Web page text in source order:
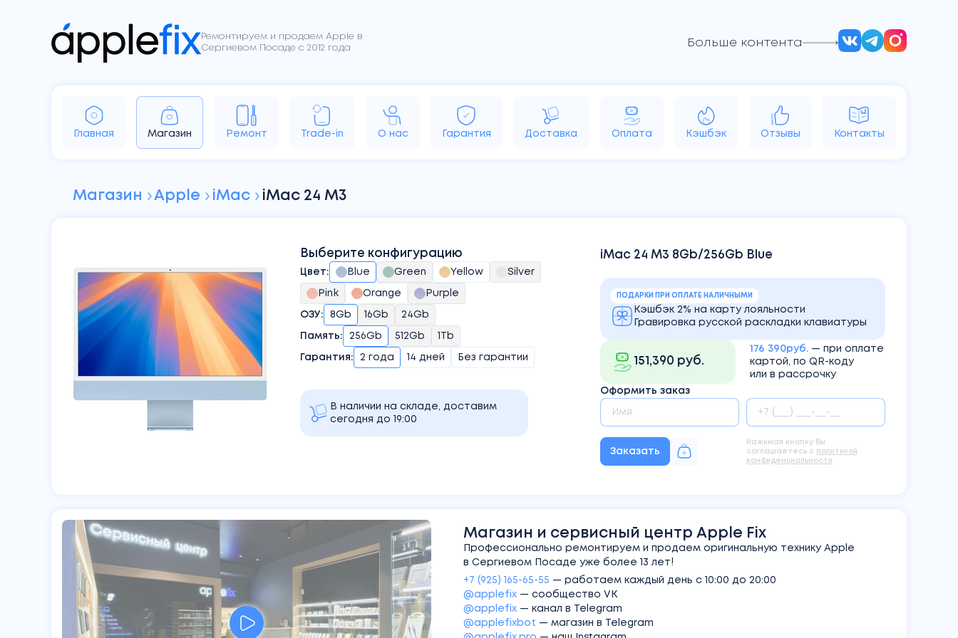
Ремонтируем и продаем Apple в
Сергиевом Посаде с 2012 года
Больше контента
Главная Магазин Ремонт Trade-in О нас Гарантия Доставка Оплата Кэшбэк Отзывы Контакты
iPhone iPad Apple Watch AirPods MacBook iMac Apple TV HomePod Vision Аксессуары Яндекс
Магазин Apple iMac iMac 24 M3
iMac 24 M3 8Gb/256Gb Blue
Выберите конфигурацию
Цвет: Blue Green Yellow Silver
Pink Orange Purple
ОЗУ: 8Gb 16Gb 24Gb
Память: 256Gb 512Gb 1Tb
Гарантия: 2 года 14 дней Без гарантии
В наличии на складе, доставим
сегодня до 19:00
ПОДАРКИ ПРИ ОПЛАТЕ НАЛИЧНЫМИ
Кэшбэк 2% на карту лояльности
Гравировка русской раскладки клавиатуры
151,390 руб.
176 390руб. — при оплате
картой, по QR-коду
или в рассрочку
Оформить заказ
Заказать
Нажимая кнопку Вы
соглашаетесь с политикой
конфиденциальности
Магазин и сервисный центр Apple Fix
Профессионально ремонтируем и продаем оригинальную технику Apple
в Сергиевом Посаде уже более 13 лет!
+7 (925) 165-65-55 — работаем каждый день с 10:00 до 20:00
@applefix — сообщество VK
@applefix — канал в Telegram
@applefixbot — магазин в Telegram